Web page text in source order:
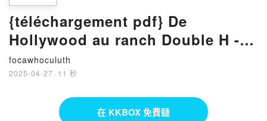
{téléchargement pdf} De
Hollywood au ranch Double H -
L'héritière amoureuse
focawhoculuth
2025-04-27 · 11 秒
在 KKBOX 免費聽